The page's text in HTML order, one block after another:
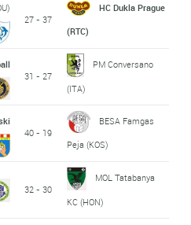
27 - 37
HC Dukla Prague
(RTC)
31 - 27
PM Conversano
(ITA)
40 - 19
BESA Famgas
Peja (KOS)
32 - 30
MOL Tatabanya
KC (HON)